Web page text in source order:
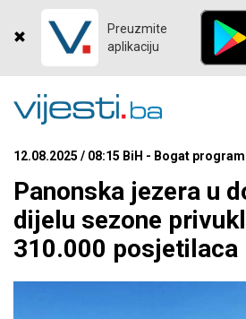
Preuzmite
aplikaciju
12.08.2025 / 08:15 BiH - Bogat program
Panonska jezera u
dijelu sezone
310.000 posjetilaca